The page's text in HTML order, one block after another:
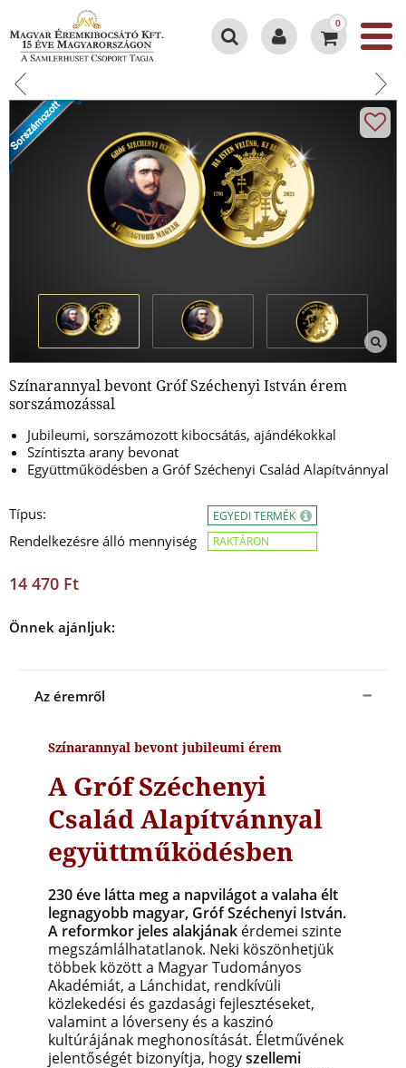
0
Színarannyal bevont Gróf Széchenyi István érem
sorszámozással
Jubileumi, sorszámozott kibocsátás, ajándékokkal
Színtiszta arany bevonat
Együttműködésben a Gróf Széchenyi Család Alapítvánnyal
Típus:
Rendelkezésre álló mennyiség
EGYEDI TERMÉK
RAKTÁRON
14 470 Ft
Önnek ajánljuk:
Az éremről
Színarannyal bevont jubileumi érem
A Gróf Széchenyi
Család Alapítvánnyal
együttműködésben
230 éve látta meg a napvilágot a valaha élt
legnagyobb magyar, Gróf Széchenyi István.
A reformkor jeles alakjának érdemei szinte
megszámlálhatatlanok. Neki köszönhetjük
többek között a Magyar Tudományos
Akadémiát, a Lánchidat, rendkívüli
közlekedési és gazdasági fejlesztéseket,
valamint a lóverseny és a kaszinó
kultúrájának meghonosítását. Életművének
jelentőségét bizonyítja, hogyszellemi